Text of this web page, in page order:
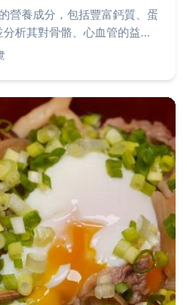
營養成分，包括豐富鈣質、蛋
析其對骨骼、心血管的益
、潛在風險提醒及常見問答，